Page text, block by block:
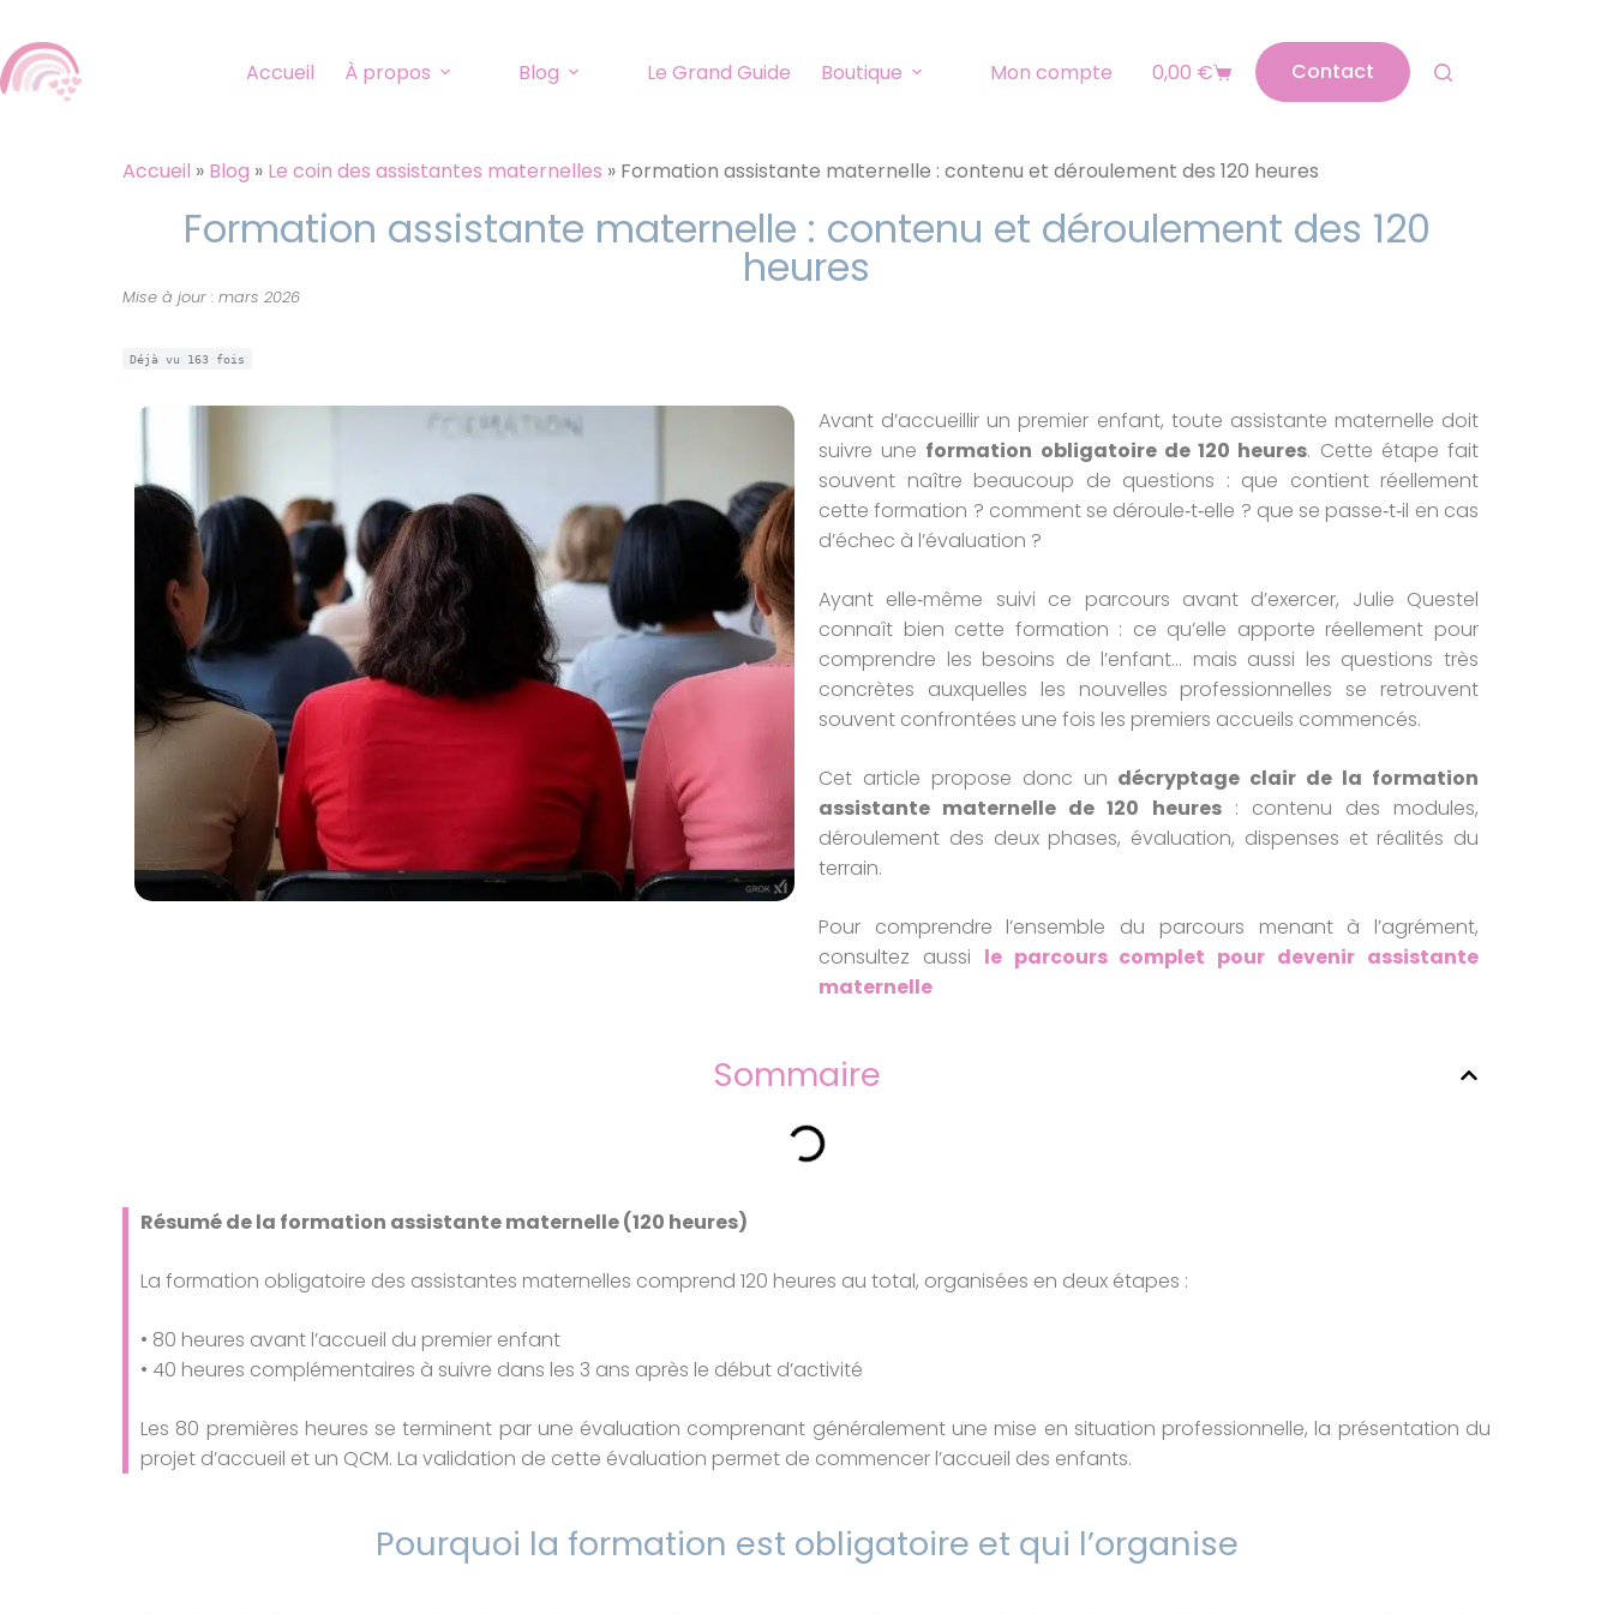
Accueil À propos Blog Le Grand Guide Boutique Mon compte 0,00 € Contact
Accueil » Blog » Le coin des assistantes maternelles » Formation assistante maternelle : contenu et déroulement des 120 heures
Formation assistante maternelle : contenu et déroulement des 120
heures
Mise à jour : mars 2026
Déjà vu 163 fois
Avant d’accueillir un premier enfant, toute assistante maternelle doit
suivre une formation obligatoire de 120 heures. Cette étape fait
souvent naître beaucoup de questions : que contient réellement
cette formation ? comment se déroule‑t‑elle ? que se passe‑t‑il en cas
d’échec à l’évaluation ?
Ayant elle‑même suivi ce parcours avant d’exercer, Julie Questel
connaît bien cette formation : ce qu’elle apporte réellement pour
comprendre les besoins de l’enfant… mais aussi les questions très
concrètes auxquelles les nouvelles professionnelles se retrouvent
souvent confrontées une fois les premiers accueils commencés.
Cet article propose donc un décryptage clair de la formation
assistante maternelle de 120 heures: contenu des modules,
déroulement des deux phases, évaluation, dispenses et réalités du
terrain.
Pour comprendre l’ensemble du parcours menant à l’agrément,
consultez aussi le parcours complet pour devenir assistante
maternelle
Sommaire
Résumé de la formation assistante maternelle (120 heures)
La formation obligatoire des assistantes maternelles comprend 120 heures au total, organisées en deux étapes :
• 80 heures avant l’accueil du premier enfant
• 40 heures complémentaires à suivre dans les 3 ans après le début d’activité
Les 80 premières heures se terminent par une évaluation comprenant généralement une mise en situation professionnelle, la présentation du
projet d’accueil et un QCM. La validation de cette évaluation permet de commencer l’accueil des enfants.
Pourquoi la formation est obligatoire et qui l’organise